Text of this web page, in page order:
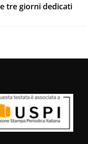
tre giorni dedicati